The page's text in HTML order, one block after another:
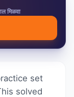
मिळवा
set
solved